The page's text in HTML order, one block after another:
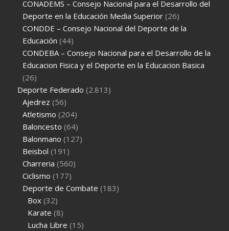
CONADEMS – Consejo Nacional para el Desarrollo del
Deporte en la Educación Media Superior (26)
CONDDE – Consejo Nacional del Deporte de la
Educación (44)
CONDEBA – Consejo Nacional para el Desarrollo de la
Educacion Fisica y el Deporte en la Educacion Basica
(26)
Deporte Federado (2.813)
Ajedrez (56)
Atletismo (204)
Baloncesto (64)
Balonmano (127)
Beisbol (191)
Charreria (560)
Ciclismo (177)
Deporte de Combate (183)
Box (32)
Karate (8)
Lucha Libre (15)